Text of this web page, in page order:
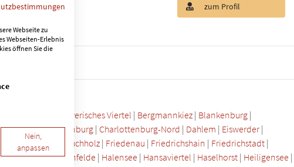
zum Profil
gefunden
Bayerisches Viertel | Bergmannkiez | Blankenburg |
Buckow|Charlottenburg | Charlottenburg-Nord | Dahlem | Eiswerder |
Französisch Buchholz | Friedenau | Friedrichshain | Friedrichstadt |
|Güntzelkiez|Hakenfelde | Halensee | Hansaviertel | Haselhorst | Heiligensee |
Webseite zu
Webseiten-Erlebnis
öffnen Sie die
Nein,
anpassen